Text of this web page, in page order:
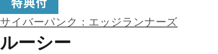
サイバーパンク：エッジランナーズ
ルーシー